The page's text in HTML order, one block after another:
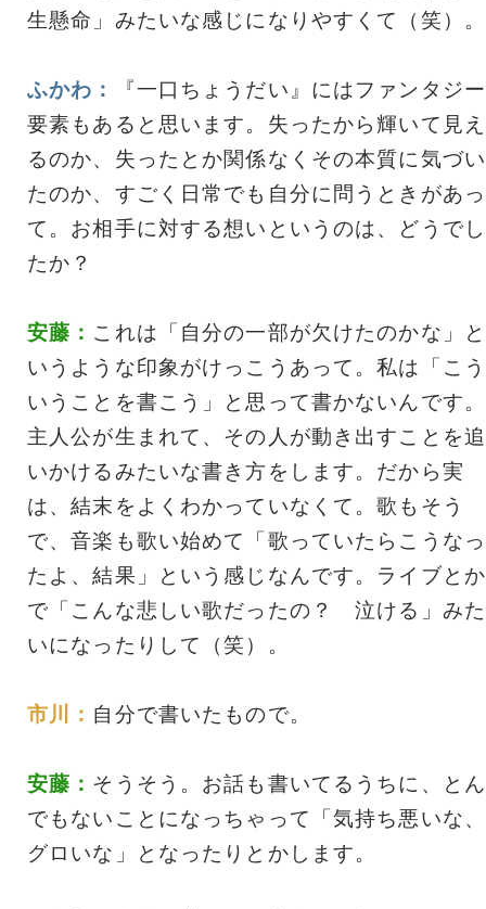
生懸命」みたいな感じになりやすくて（笑）。
ふかわ：
『一口ちょうだい』にはファンタジー
要素もあると思います。失ったから輝いて見え
るのか、失ったとか関係なくその本質に気づい
たのか、すごく日常でも自分に問うときがあっ
て。お相手に対する想いというのは、どうでし
たか？
安藤： これは「自分の一部が欠けたのかな」と
いうような印象がけっこうあって。私は「こう
いうことを書こう」と思って書かないんです。
主人公が生まれて、その人が動き出すことを追
いかけるみたいな書き方をします。だから実
は、結末をよくわかっていなくて。歌もそう
で、音楽も歌い始めて「歌っていたらこうなっ
たよ、結果」という感じなんです。ライブとか
で「こんな悲しい歌だったの？ 泣ける」みた
いになったりして（笑）。
市川： 自分で書いたもので。
安藤： そうそう。お話も書いてるうちに、とん
でもないことになっちゃって「気持ち悪いな、
グロいな」となったりとかします。